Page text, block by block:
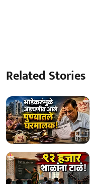
Related Stories